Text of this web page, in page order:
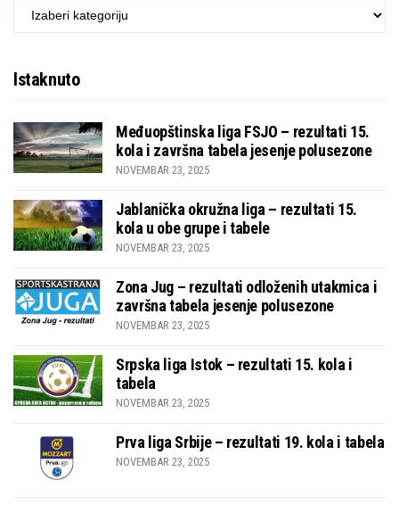
KATEGORIJE
Istaknuto
Međuopštinska liga FSJO – rezultati 15.
kola i završna tabela jesenje polusezone
NOVEMBAR 23, 2025
Jablanička okružna liga – rezultati 15.
kola u obe grupe i tabele
NOVEMBAR 23, 2025
Zona Jug – rezultati odloženih utakmica i
završna tabela jesenje polusezone
NOVEMBAR 23, 2025
Srpska liga Istok – rezultati 15. kola i
tabela
NOVEMBAR 23, 2025
Prva liga Srbije – rezultati 19. kola i tabela
NOVEMBAR 23, 2025